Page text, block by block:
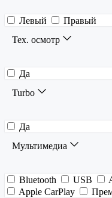
Левый
Правый
Тех. осмотр
Да
Turbo
Да
Мультимедиа
Bluetooth USB
Apple CarPlay